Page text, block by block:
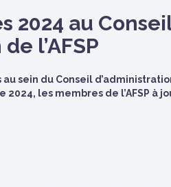
2024 au
l’AFSP
sein du Conseil
2024, les membres de l’AFSP à